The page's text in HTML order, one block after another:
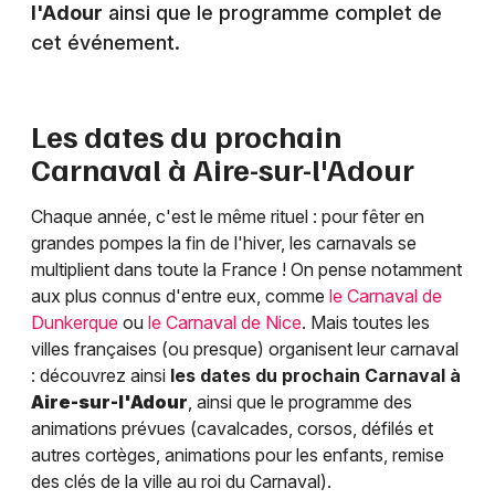
l'Adour ainsi que le programme complet de
cet événement.
Les dates du prochain
Carnaval à Aire-sur-l'Adour
Chaque année, c'est le même rituel : pour fêter en
grandes pompes la fin de l'hiver, les carnavals se
multiplient dans toute la France ! On pense notamment
aux plus connus d'entre eux, comme le Carnaval de
Dunkerque ou le Carnaval de Nice. Mais toutes les
villes françaises (ou presque) organisent leur carnaval
: découvrez ainsi les dates du prochain Carnaval à
Aire-sur-l'Adour, ainsi que le programme des
animations prévues (cavalcades, corsos, défilés et
autres cortèges, animations pour les enfants, remise
des clés de la ville au roi du Carnaval).